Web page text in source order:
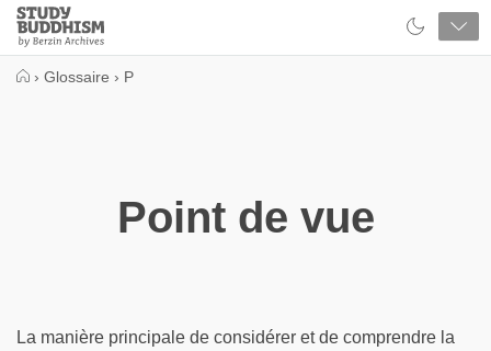
Close
Study
Buddhism
› Glossaire › P
Point de vue
La manière principale de considérer et de comprendre la